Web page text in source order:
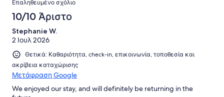
Επαληθευμένο σχόλιο
10/10 Άριστο
Stephanie W.
2 Ιουλ 2026
Θετικά: Καθαριότητα, check-in, επικοινωνία, τοποθεσία και
ακρίβεια καταχώρισης
Μετάφραση Google
We enjoyed our stay, and will definitely be returning in the